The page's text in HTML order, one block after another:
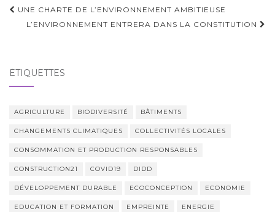
Navigation
d'article
UNE CHARTE DE L’ENVIRONNEMENT AMBITIEUSE
L’ENVIRONNEMENT ENTRERA DANS LA CONSTITUTION
ÉTIQUETTES
AGRICULTURE BIODIVERSITÉ BÂTIMENTS
CHANGEMENTS CLIMATIQUES COLLECTIVITÉS LOCALES
CONSOMMATION ET PRODUCTION RESPONSABLES
CONSTRUCTION21 COVID19 DIDD
DÉVELOPPEMENT DURABLE ECOCONCEPTION ECONOMIE
EDUCATION ET FORMATION EMPREINTE ENERGIE